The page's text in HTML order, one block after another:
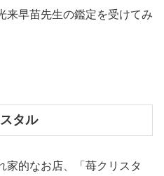
来早苗先生の鑑定を受けてみ
タル
家的なお店、「苺クリスタ